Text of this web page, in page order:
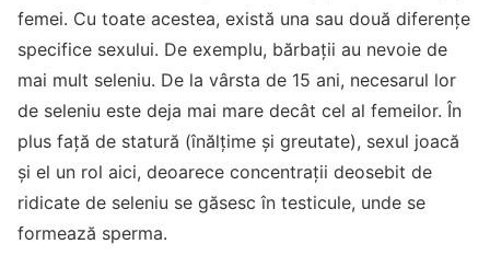
femei. Cu toate acestea, există una sau două diferențe
specifice sexului. De exemplu, bărbații au nevoie de
mai mult seleniu. De la vârsta de 15 ani, necesarul lor
de seleniu este deja mai mare decât cel al femeilor. În
plus față de statură (înălțime și greutate), sexul joacă
și el un rol aici, deoarece concentrații deosebit de
ridicate de seleniu se găsesc în testicule, unde se
formează sperma.